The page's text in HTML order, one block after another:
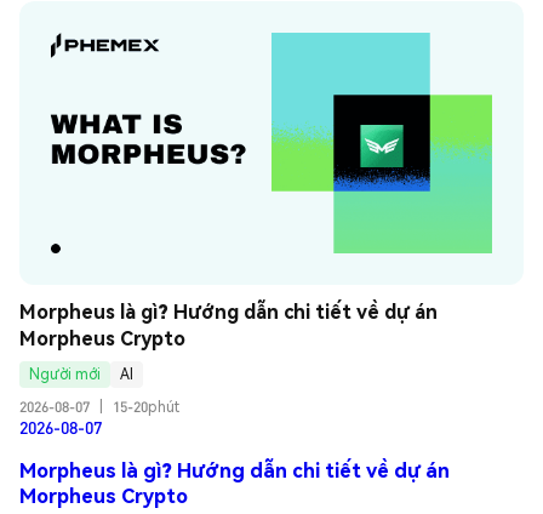
Morpheus là gì? Hướng dẫn chi tiết về dự án
Morpheus Crypto
Người mới
AI
2026-08-07
15-20phút
2026-08-07
Morpheus là gì? Hướng dẫn chi tiết về dự án
Morpheus Crypto